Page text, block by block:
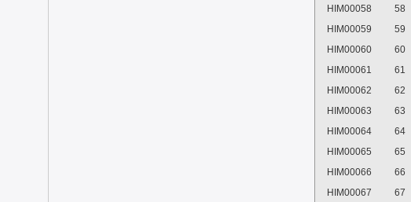
HIM00058
58
HIM00059
59
HIM00060
60
HIM00061
61
HIM00062
62
HIM00063
63
HIM00064
64
HIM00065
65
HIM00066
66
HIM00067
67